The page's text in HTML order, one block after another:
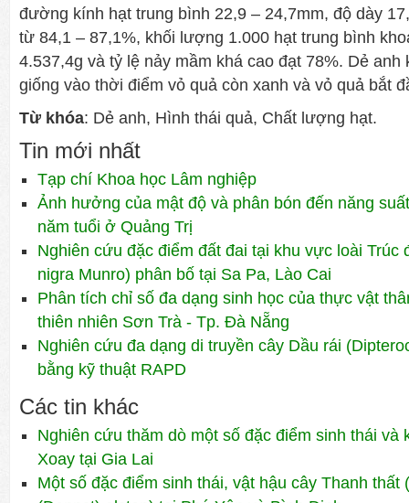
đường kính hạt trung bình 22,9 – 24,7mm, độ dày
từ 84,1 – 87,1%, khối lượng 1.000 hạt trung bình
4.537,4g và tỷ lệ nảy mầm khá cao đạt 78%. Dẻ anh
giống vào thời điểm vỏ quả còn xanh và vỏ quả bắt
Từ khóa: Dẻ anh, Hình thái quả, Chất lượng hạt.
Tin mới nhất
Tạp chí Khoa học Lâm nghiệp
Ảnh hưởng của mật độ và phân bón đến năng
năm tuổi ở Quảng Trị
Nghiên cứu đặc điểm đất đai tại khu vực loài Trúc
nigra Munro) phân bố tại Sa Pa, Lào Cai
Phân tích chỉ số đa dạng sinh học của thực vật
thiên nhiên Sơn Trà - Tp. Đà Nẵng
Nghiên cứu đa dạng di truyền cây Dầu rái
bằng kỹ thuật RAPD
Các tin khác
Nghiên cứu thăm dò một số đặc điểm sinh thái và
Xoay tại Gia Lai
Một số đặc điểm sinh thái, vật hậu cây Thanh thất